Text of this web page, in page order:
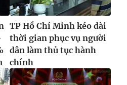
TP Hồ Chí Minh kéo dài
thời gian phục vụ người
dân làm thủ tục hành
chính